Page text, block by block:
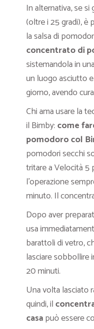
In alternativa, se
(oltre i 25 gradi), è
la salsa di
concentrato di
sistemandola in
un luogo asciutto
giorno, avendo
Chi ama usare la
il Bimby: come
pomodoro col
pomodori secchi
tritare a Velocità 5
l’operazione
minuto. Il
Dopo aver
usa
barattoli di vetro,
lasciare sobbollire
20 minuti.
Una volta lasciato
quindi, il
casapuò essere